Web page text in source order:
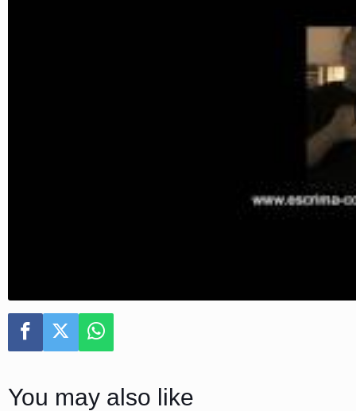
You may also like